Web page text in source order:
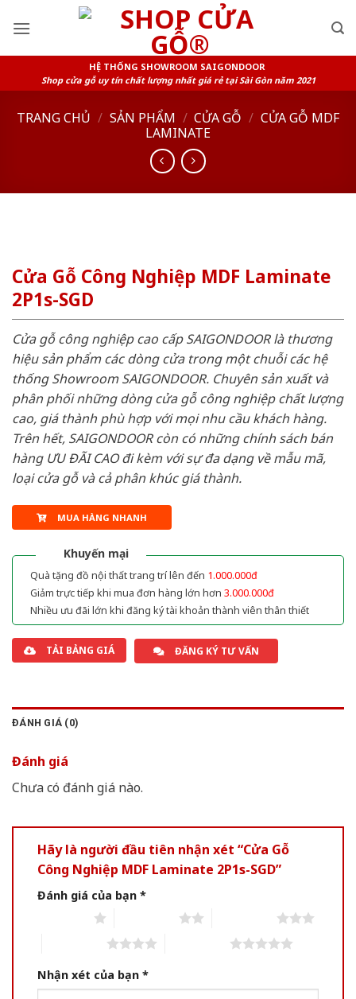
HỆ THỐNG SHOWROOM SAIGONDOOR
Shop cửa gỗ uy tín chất lượng nhất giá rẻ tại Sài Gòn năm 2021
TRANG CHỦ / SẢN PHẨM / CỬA GỖ / CỬA GỖ MDF
LAMINATE
Cửa Gỗ Công Nghiệp MDF Laminate
2P1s-SGD
Cửa gỗ công nghiệp cao cấp SAIGONDOOR là thương
hiệu sản phẩm các dòng cửa trong một chuỗi các hệ
thống Showroom SAIGONDOOR. Chuyên sản xuất và
phân phối những dòng cửa gỗ công nghiệp chất lượng
cao, giá thành phù hợp với mọi nhu cầu khách hàng.
Trên hết, SAIGONDOOR còn có những chính sách bán
hàng ƯU ĐÃI CAO đi kèm với sự đa dạng về mẫu mã,
loại cửa gỗ và cả phân khúc giá thành.
MUA HÀNG NHANH
Khuyến mại
Quà tặng đồ nội thất trang trí lên đến 1.000.000đ
Giảm trực tiếp khi mua đơn hàng lớn hơn 3.000.000đ
Nhiều ưu đãi lớn khi đăng ký tài khoản thành viên thân thiết
TẢI BẢNG GIÁ ĐĂNG KÝ TƯ VẤN
ĐÁNH GIÁ (0)
Đánh giá
Chưa có đánh giá nào.
Hãy là người đầu tiên nhận xét “Cửa Gỗ
Công Nghiệp MDF Laminate 2P1s-SGD”
Đánh giá của bạn *
Nhận xét của bạn *